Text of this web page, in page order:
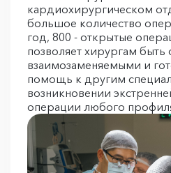
кардиохирургическом
большое количество
год, 800 - открытые
позволяет хирургам
взаимозаменяемыми и
помощь к другим
возникновении
операции любого